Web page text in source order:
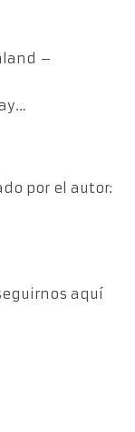
–
por el autor:
aquí